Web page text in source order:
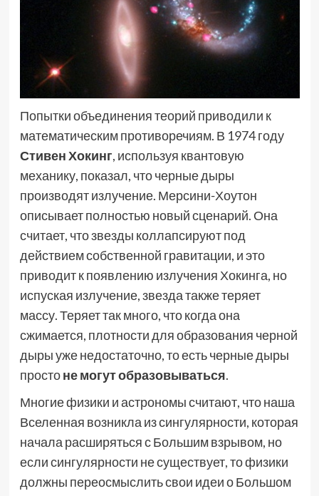
Попытки объединения теорий приводили к
математическим противоречиям. В 1974 году
Стивен Хокинг, используя квантовую
механику, показал, что черные дыры
производят излучение. Мерсини-Хоутон
описывает полностью новый сценарий. Она
считает, что звезды коллапсируют под
действием собственной гравитации, и это
приводит к появлению излучения Хокинга, но
испуская излучение, звезда также теряет
массу. Теряет так много, что когда она
сжимается, плотности для образования черной
дыры уже недостаточно, то есть черные дыры
простоне могут образовываться.
Многие физики и астрономы считают, что наша
Вселенная возникла из сингулярности, которая
начала расширяться с Большим взрывом, но
если сингулярности не существует, то физики
должны переосмыслить свои идеи о Большом